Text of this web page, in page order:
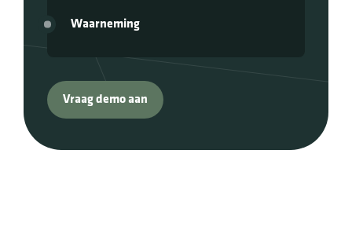
Waarneming
Vraag demo aan